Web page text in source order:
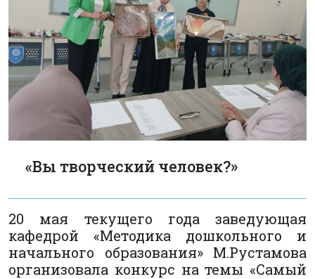
«Вы творческий человек?»
20 мая текущего года заведующая
кафедрой «Методика дошкольного и
начального образования» М.Рустамова
организовала конкурс на темы «Самый